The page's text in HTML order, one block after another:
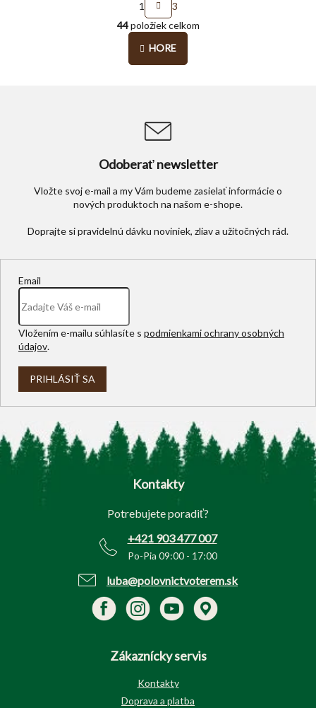
O
v
l
e
p
v
y
v
p
s
t
r
á
n
i
e
1
3
44položiek celkom
HORE
Odoberať newsletter
Vložte svoj e-mail a my Vám budeme zasielať informácie o
nových produktoch na našom e-shope.
Email
Vložením e-mailu súhlasíte s podmienkami ochrany osobných
údajov.
PRIHLÁSIŤ SA
Z
Kontakty
Potrebujete poradiť?
+421 903 477 007
Po-Pia 09:00 - 17:00
luba@polovnictvoterem.sk
Zákaznícky servis
Kontakty
Doprava a platba